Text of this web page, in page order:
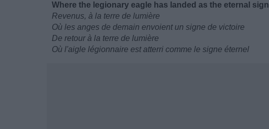
Where the legionary eagle has landed as the eternal sign
Revenus, à la terre de lumière
Où les anges de demain envoient un signe de victoire
De retour à la terre de lumière
Où l'aigle légionnaire est atterri comme le signe éternel